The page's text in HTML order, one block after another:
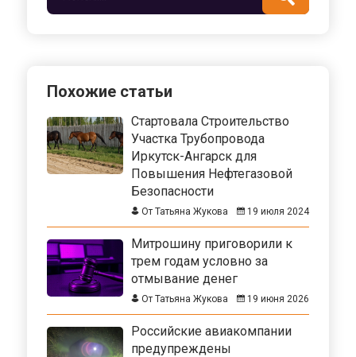
Похожие статьи
Стартовала Строительство
Участка Трубопровода
Иркутск-Ангарск для
Повышения Нефтегазовой
Безопасности
От Татьяна Жукова 19 июля 2024
Митрошину приговорили к
трем годам условно за
отмывание денег
От Татьяна Жукова 19 июня 2026
Российские авиакомпании
предупреждены